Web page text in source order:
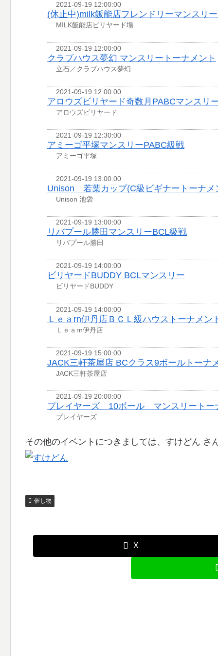
2021-09-19 12:00:00
(休止中)milk飯能店フレンドリーマンスリ
MILK飯能店ビリヤード場
2021-09-19 12:00:00
クラブハウス夢幻 マンスリートーナメント
立石／クラブハウス夢幻
2021-09-19 12:00:00
アロウズビリヤード奇数月PABCマンスリ
アロウズビリヤード
2021-09-19 12:30:00
アミーゴ平塚マンスリーPABC級戦
アミーゴ平塚
2021-09-19 13:00:00
Unison 若葉カップ(C級ビギナートーナメ
Unison 池袋
2021-09-19 13:00:00
リバプール勝田マンスリーBCL級戦
リバプール勝田
2021-09-19 14:00:00
ビリヤードBUDDY BCLマンスリー
ビリヤードBUDDY
2021-09-19 14:00:00
Ｌｅａrn伊丹店ＢＣＬ級ハウストーナメン
Ｌｅａrn伊丹店
2021-09-19 15:00:00
JACK三軒茶屋店 BCクラス9ボールトーナ
JACK三軒茶屋店
2021-09-19 20:00:00
プレイヤーズ 10ボール マンスリートー
プレイヤーズ
その他のイベントにつきましては、すけどん さ
催し物
X